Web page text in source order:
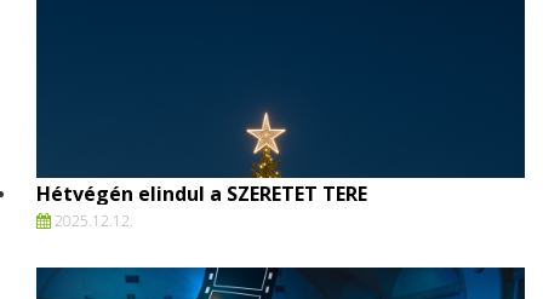
Hétvégén elindul a SZERETET TERE
2025.12.12.